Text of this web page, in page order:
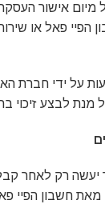
אישור
הפיי פאל או
על ידי חברת
מנת לבצע זיכוי
יעשה רק לאחר
חשבון הפיי